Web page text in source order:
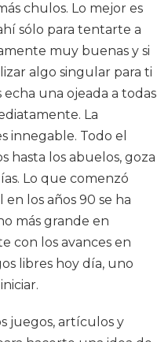
chulos. Lo mejor es
sólo para tentarte a
muy buenas y si
algo singular para ti
una ojeada a todas
La
innegable. Todo el
hasta los abuelos, goza
Lo que comenzó
los años 90 se ha
más grande en
con los avances en
libres hoy día, uno
juegos, artículos y